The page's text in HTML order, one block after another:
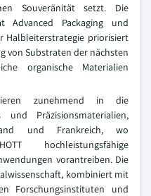
Souveränität setzt. Die
Advanced Packaging und
Halbleiterstrategie priorisiert
von Substraten der nächsten
organische Materialien
zunehmend in die
Präzisionsmaterialien,
und Frankreich, wo
hochleistungsfähige
vorantreiben. Die
kombiniert mit
Forschungsinstituten und